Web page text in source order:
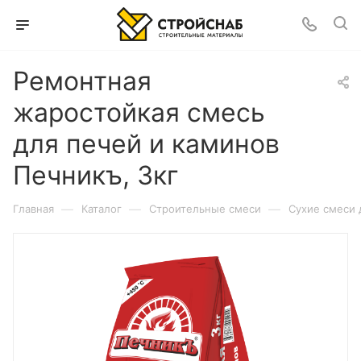
Ремонтная
жаростойкая смесь
для печей и каминов
Печникъ, 3кг
Главная — Каталог — Строительные смеси — Сухие смеси